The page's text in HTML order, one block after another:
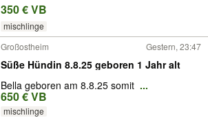
350 € VB
mischlinge
Großostheim Gestern, 23:47
Süße Hündin 8.8.25 geboren 1 Jahr alt
Bella geboren am 8.8.25 somit ...
650 € VB
mischlinge